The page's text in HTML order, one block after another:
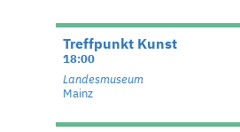
Treffpunkt Kunst
18:00
Landesmuseum
Mainz